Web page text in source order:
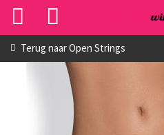
Terug naarOpen Strings